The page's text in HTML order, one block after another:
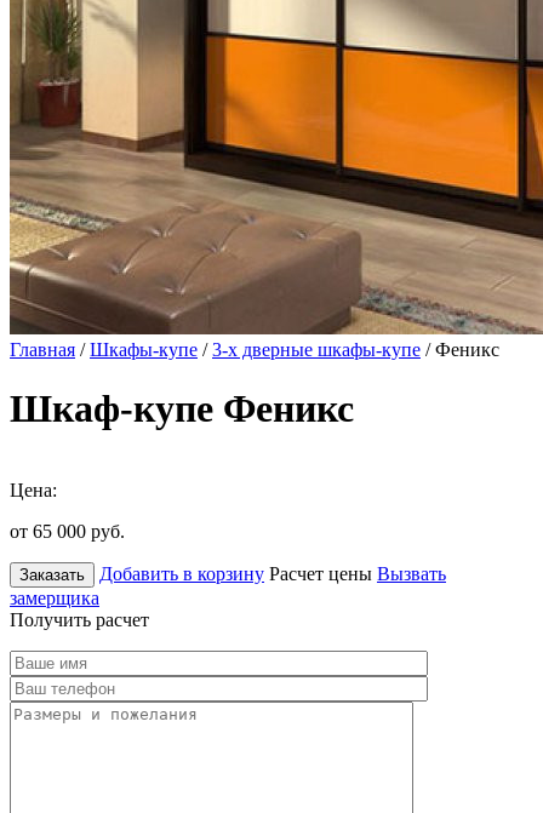
Главная /Шкафы-купе /3-х дверные шкафы-купе / Феникс
Шкаф-купе Феникс
Цена:
от 65 000 руб.
Заказать Добавить в корзину Расчет цены Вызвать
замерщика
Получить расчет